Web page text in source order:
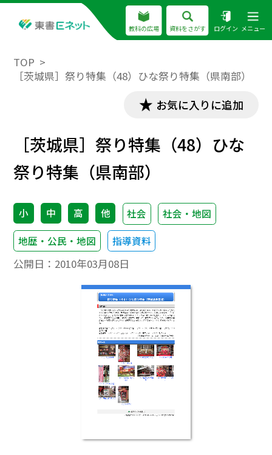
教科の広場 資料をさがす ログイン メニュー
TOP
［茨城県］祭り特集（48）ひな祭り特集（県南部）
お気に入りに追加
［茨城県］祭り特集（48）ひな
祭り特集（県南部）
小 中 高 他 社会
社会・地図
地歴・公民・地図
指導資料
公開日： 2010年03月08日